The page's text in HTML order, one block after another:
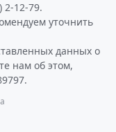
2-12-79.
уточнить
данных о
нам об этом,